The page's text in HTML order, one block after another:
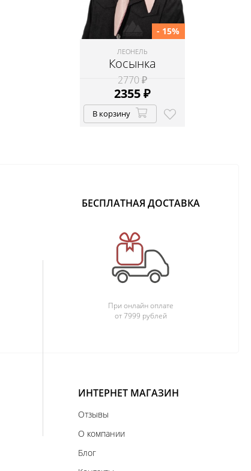
ЛЕОНЕЛЬ
Косынка
2770 ₽
2355₽
- 15%
В корзину
БЕСПЛАТНАЯ ДОСТАВКА
При онлайн оплате
от 7999 рублей
ИНТЕРНЕТ МАГАЗИН
Отзывы
О компании
Блог